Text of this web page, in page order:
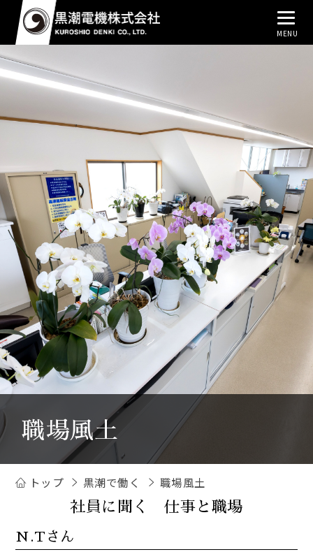
職場風土
トップ 黒潮で働く
職場風土
社員に聞く 仕事と職場
N.Tさん
MENU
トップページ
事業内容
黒潮で働く
お問い合わせ